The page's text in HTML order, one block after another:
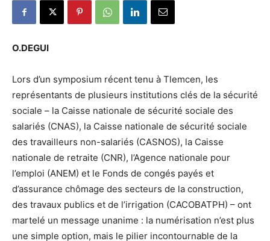
O.DEGUI
Lors d’un symposium récent tenu à Tlemcen, les
représentants de plusieurs institutions clés de la sécurité
sociale – la Caisse nationale de sécurité sociale des
salariés (CNAS), la Caisse nationale de sécurité sociale
des travailleurs non-salariés (CASNOS), la Caisse
nationale de retraite (CNR), l’Agence nationale pour
l’emploi (ANEM) et le Fonds de congés payés et
d’assurance chômage des secteurs de la construction,
des travaux publics et de l’irrigation (CACOBATPH) – ont
martelé un message unanime : la numérisation n’est plus
une simple option, mais le pilier incontournable de la